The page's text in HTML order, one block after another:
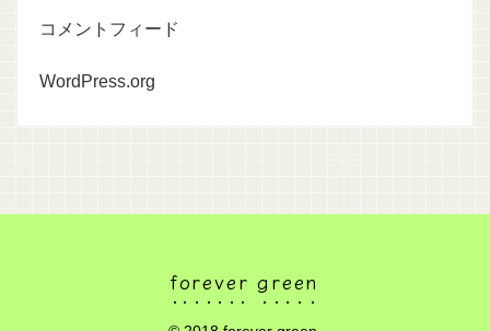
コメントフィード
WordPress.org
forever green